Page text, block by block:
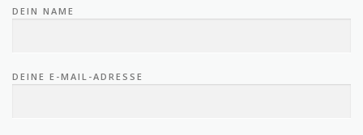
DEIN NAME
DEINE E-MAIL-ADRESSE